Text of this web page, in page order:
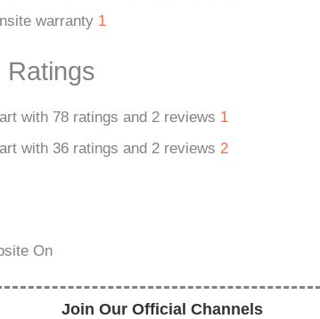
warranty 1
Ratings
with 78 ratings and 2 reviews 1
with 36 ratings and 2 reviews 2
On
Join Our Official Channels